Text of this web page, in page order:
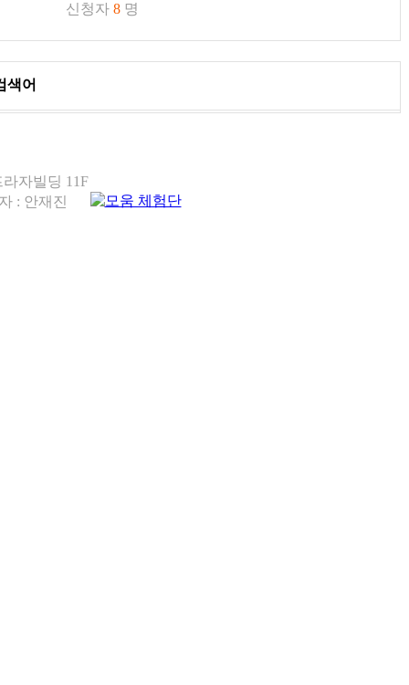
신청자 8 명
색어
자빌딩 11F
: 안재진